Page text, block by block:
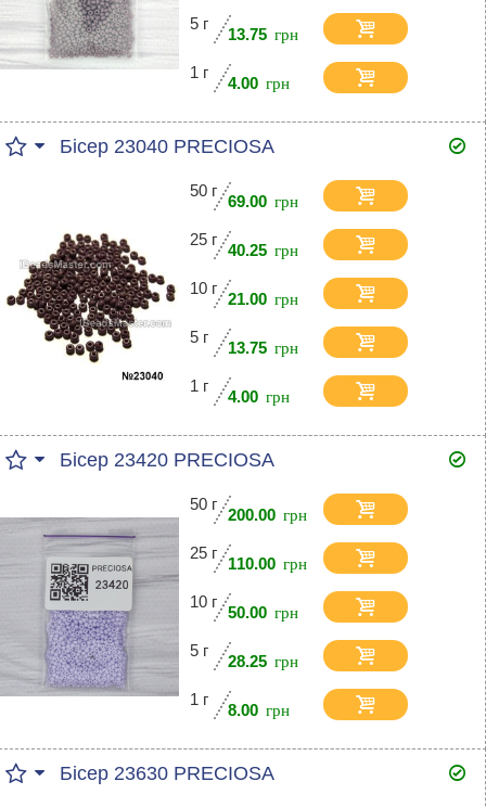
5 г
13.75
1 г
4.00
Бісер 23040 PRECIOSA
50 г
69.00
25 г
40.25
10 г
21.00
5 г
13.75
1 г
4.00
Бісер 23420 PRECIOSA
50 г
200.00
25 г
110.00
10 г
50.00
5 г
28.25
1 г
8.00
Бісер 23630 PRECIOSA